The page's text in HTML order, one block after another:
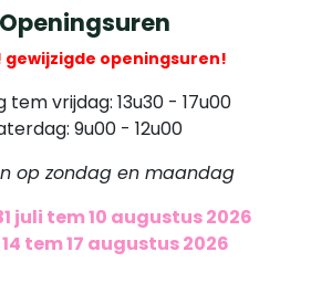
Openingsuren
gewijzigde openingsuren!
tem vrijdag: 13u30 - 17u00
9u00 - 12u00
op zondag en maandag
juli tem 10 augustus 2026
tem 17 augustus 2026